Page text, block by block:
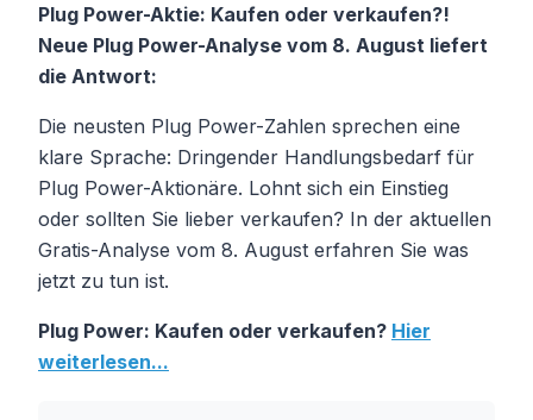
Plug Power-Aktie: Kaufen oder verkaufen?!
Neue Plug Power-Analyse vom 8. August liefert
die Antwort:
Die neusten Plug Power-Zahlen sprechen eine
klare Sprache: Dringender Handlungsbedarf für
Plug Power-Aktionäre. Lohnt sich ein Einstieg
oder sollten Sie lieber verkaufen? In der aktuellen
Gratis-Analyse vom 8. August erfahren Sie was
jetzt zu tun ist.
Plug Power: Kaufen oder verkaufen? Hier
weiterlesen...